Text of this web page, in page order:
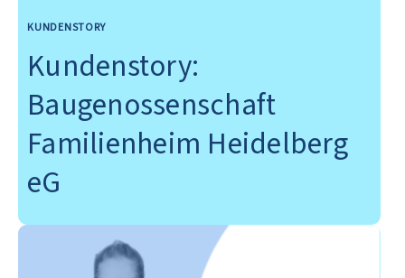
KUNDENSTORY
Kundenstory:
Baugenossenschaft
Familienheim Heidelberg
eG